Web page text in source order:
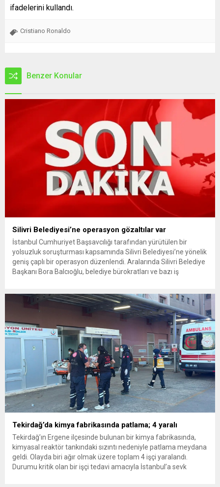
ifadelerini kullandı.
Cristiano Ronaldo
Benzer Konular
Silivri Belediyesi’ne operasyon gözaltılar var
İstanbul Cumhuriyet Başsavcılığı tarafından yürütülen bir
yolsuzluk soruşturması kapsamında Silivri Belediyesi’ne yönelik
geniş çaplı bir operasyon düzenlendi. Aralarında Silivri Belediye
Başkanı Bora Balcıoğlu, belediye bürokratları ve bazı iş
inceleme ve arama çalışmaları devam ediyor. İstanbul’da...
Tekirdağ’da kimya fabrikasında patlama; 4 yaralı
Tekirdağ’ın Ergene ilçesinde bulunan bir kimya fabrikasında,
kimyasal reaktör tankındaki sızıntı nedeniyle patlama meydana
geldi. Olayda biri ağır olmak üzere toplam 4 işçi yaralandı.
Durumu kritik olan bir işçi tedavi amacıyla İstanbul’a sevk